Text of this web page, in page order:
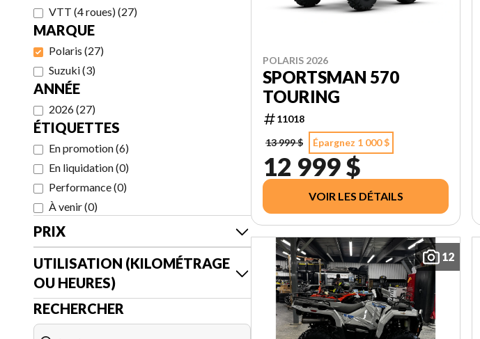
VTT (4 roues)(27)
MARQUE
Polaris (27)
Suzuki(3)
ANNÉE
2026(27)
ÉTIQUETTES
En promotion(6)
En liquidation(0)
Performance(0)
À venir(0)
PRIX
UTILISATION (KILOMÉTRAGE
OU HEURES)
RECHERCHER
POLARIS 2026
SPORTSMAN 570
TOURING
11018
13 999 $
Épargnez 1 000 $
12 999 $
VOIR LES DÉTAILS
12